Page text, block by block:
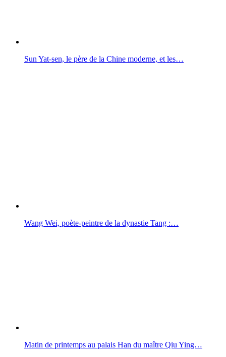
Sun Yat-sen, le père de la Chine moderne, et les…
Wang Wei, poète-peintre de la dynastie Tang :…
Matin de printemps au palais Han du maître Qiu Ying…